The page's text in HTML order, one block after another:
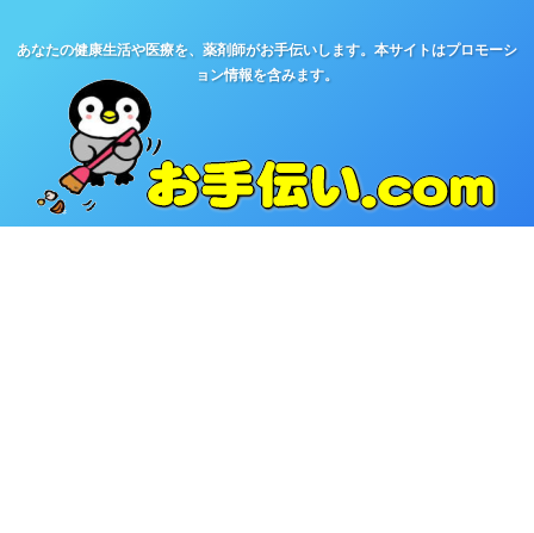
あなたの健康生活や医療を、薬剤師がお手伝いします。本サイトはプロモーシ
ョン情報を含みます。